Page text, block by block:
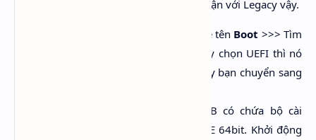
máy cũ hơn không hỗ trợ thì đành an phận với Legacy vậy.
: Vào BIOS >>> tìm đến thẻ tên Boot >>> Tìm
đến phần Boot Option. Nếu có tùy chọn UEFI thì nó
hỗ trợ. Nếu không có tùy chọn này bạn chuyển sang
: Sử dụng một chiếc USB có chứa bộ cài
Windows 64bit, Linux, hoặc WinPE 64bit. Khởi động